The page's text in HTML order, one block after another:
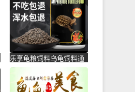
乐享龟粮饲料乌龟饲料通
用鳄龟水陆龟龟粮虾干巴
西龟幼-乌龟饲料(lxhes爱
宠一生专卖店仅售25元)